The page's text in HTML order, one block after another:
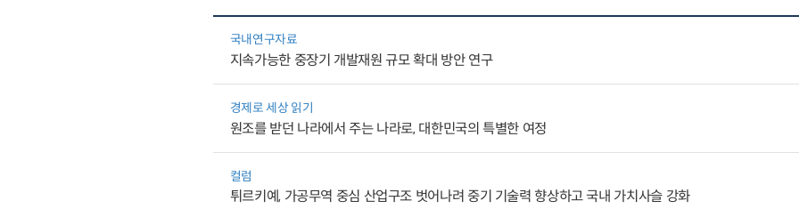
국내연구자료
지속가능한 중장기 개발재원 규모 확대 방안 연구
경제로 세상 읽기
원조를 받던 나라에서 주는 나라로, 대한민국의 특별한 여정
컬럼
튀르키예, 가공무역 중심 산업구조 벗어나려 중기 기술력 향상하고 국내 가치사슬 강화